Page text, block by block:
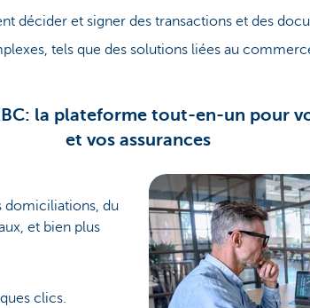
décider et signer des transactions et des
tels que des solutions liées au
la plateforme tout-en-un pour
et vos assurances
domiciliations, du
et bien plus
clics.